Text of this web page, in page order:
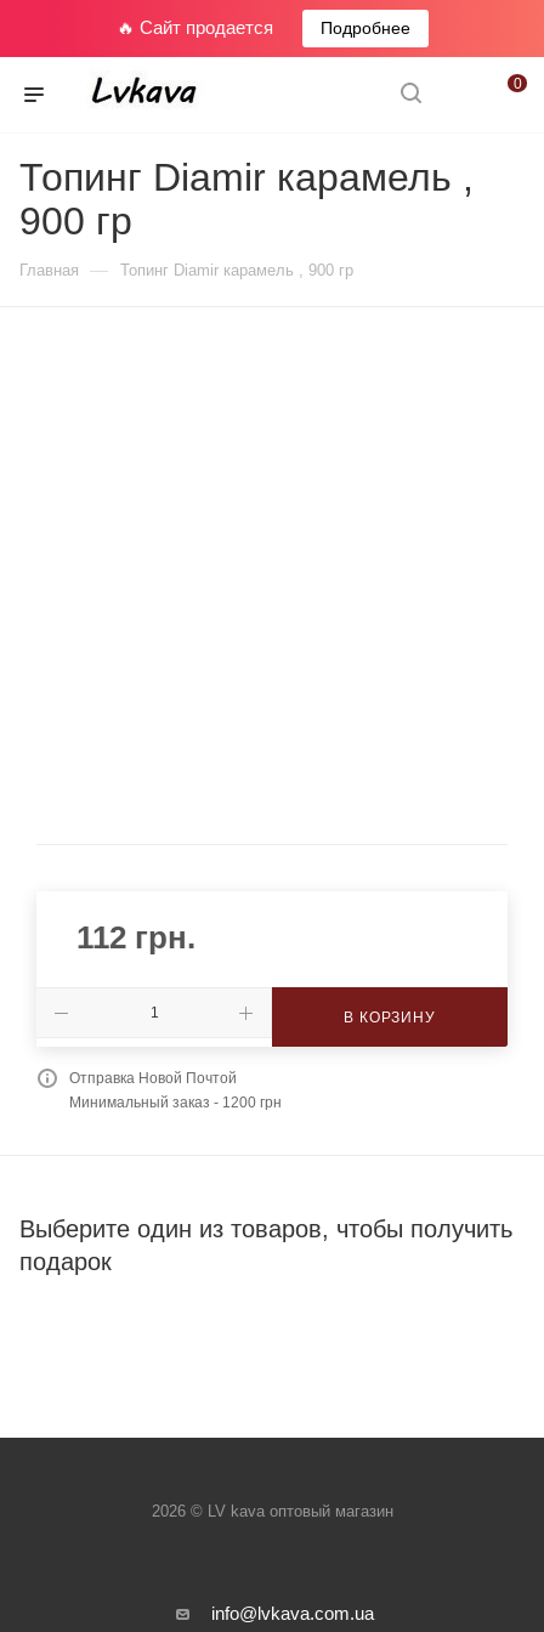
🔥 Сайт продается Подробнее
0
Топинг Diamir карамель ,
900 гр
Главная — Топинг Diamir карамель , 900 гр
112 грн.
В КОРЗИНУ
Отправка Новой Почтой
Минимальный заказ - 1200 грн
Выберите один из товаров, чтобы получить
подарок
2026 © LV kava оптовый магазин
info@lvkava.com.ua